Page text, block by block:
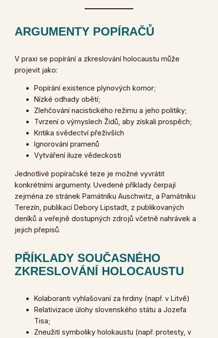
ARGUMENTY POPÍRAČŮ
V praxi se popírání a zkreslování holocaustu může
projevit jako:
Popírání existence plynových komor;
Nízké odhady obětí;
Zlehčování nacistického režimu a jeho politiky;
Tvrzení o výmyslech Židů, aby získali prospěch;
Kritika svědectví přeživších
Ignorování pramenů
Vytváření iluze vědeckosti
Jednotlivé popíračské teze je možné vyvrátit
konkrétními argumenty. Uvedené příklady čerpají
zejména ze stránek Památníku Auschwitz, a Památníku
Terezín, publikací Debory Lipstadt, z publikovaných
deníků a veřejně dostupných zdrojů včetně nahrávek a
jejich přepisů.
PŘÍKLADY SOUČASNÉHO
ZKRESLOVÁNÍ HOLOCAUSTU
Kolaboranti vyhlašovaní za hrdiny (např. v Litvě)
Relativizace úlohy slovenského státu a Jozefa
Tisa;
Zneužití symboliky holokaustu (např. protesty, v